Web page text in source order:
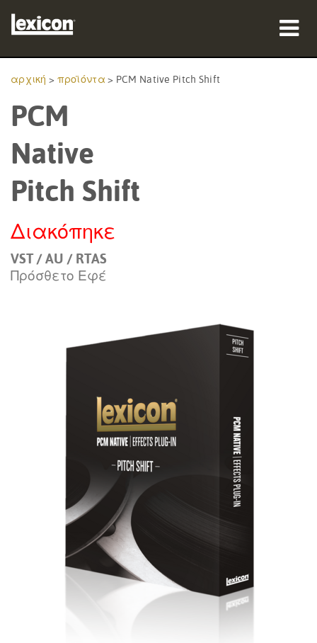
προϊόντα
πού να αγοράσετε
εκπαίδευση
υποστήριξη
αρχική > προϊόντα > PCM Native Pitch Shift
PCM
Native
Pitch Shift
Διακόπηκε
VST / AU / RTAS
Πρόσθετο Εφέ